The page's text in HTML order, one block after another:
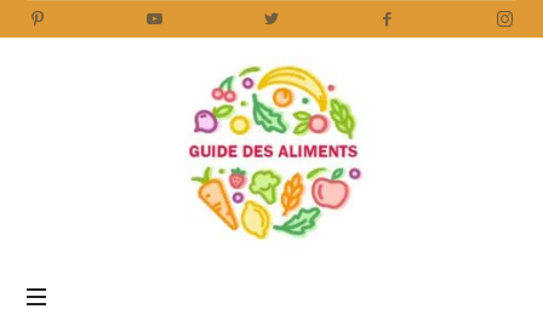
Aliments